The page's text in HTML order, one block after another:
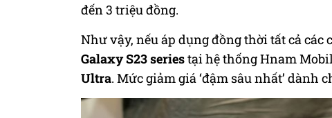
đến 3 triệu đồng.
Như vậy, nếu áp dụng đồng thời tất cả
Galaxy S23 seriestại hệ thống Hnam
Ultra. Mức giảm giá ‘đậm sâu nhất’